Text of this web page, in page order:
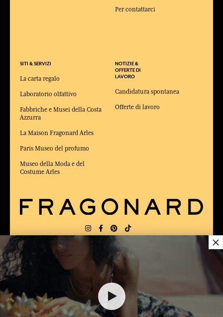
SITI & SERVIZI
La carta regalo
Laboratorio olfattivo
Fabbriche e Musei della Costa
Azzurra
La Maison Fragonard Arles
Paris Museo del profumo
Museo della Moda e del
Costume Arles
Per contattarci
NOTIZIE &
OFFERTE DI
LAVORO
Candidatura spontanea
Offerte di lavoro
CONSEGNA: US LINGUA:
×